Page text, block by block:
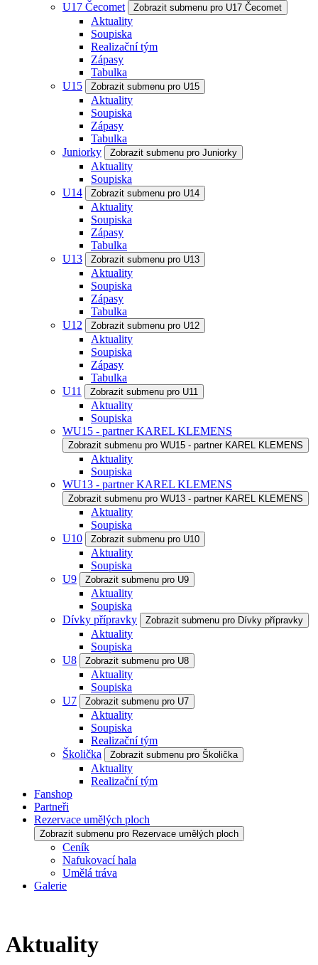
U17 Čecomet
Zobrazit submenu pro U17 Čecomet
Aktuality
Soupiska
Realizační tým
Zápasy
Tabulka
U15
Zobrazit submenu pro U15
Aktuality
Soupiska
Zápasy
Tabulka
Juniorky
Zobrazit submenu pro Juniorky
Aktuality
Soupiska
U14
Zobrazit submenu pro U14
Aktuality
Soupiska
Zápasy
Tabulka
U13
Zobrazit submenu pro U13
Aktuality
Soupiska
Zápasy
Tabulka
U12
Zobrazit submenu pro U12
Aktuality
Soupiska
Zápasy
Tabulka
U11
Zobrazit submenu pro U11
Aktuality
Soupiska
WU15 - partner KAREL KLEMENS
Zobrazit submenu pro WU15 - partner KAREL KLEMENS
Aktuality
Soupiska
WU13 - partner KAREL KLEMENS
Zobrazit submenu pro WU13 - partner KAREL KLEMENS
Aktuality
Soupiska
U10
Zobrazit submenu pro U10
Aktuality
Soupiska
U9
Zobrazit submenu pro U9
Aktuality
Soupiska
Dívky přípravky
Zobrazit submenu pro Dívky přípravky
Aktuality
Soupiska
U8
Zobrazit submenu pro U8
Aktuality
Soupiska
U7
Zobrazit submenu pro U7
Aktuality
Soupiska
Realizační tým
Školička
Zobrazit submenu pro Školička
Aktuality
Realizační tým
Fanshop
Partneři
Rezervace umělých ploch
Zobrazit submenu pro Rezervace umělých ploch
Ceník
Nafukovací hala
Umělá tráva
Galerie
Aktuality